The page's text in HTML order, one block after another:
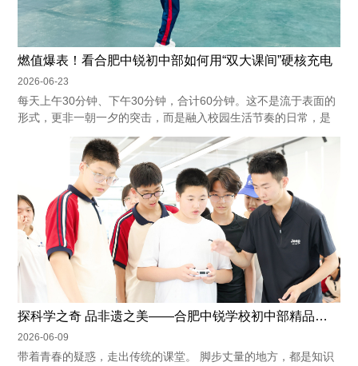
燃值爆表！看合肥中锐初中部如何用“双大课间”硬核充电
2026-06-23
每天上午30分钟、下午30分钟，合计60分钟。这不是流于表面的
形式，更非一朝一夕的突击，而是融入校园生活节奏的日常，是
最自然的节律。 ...
探科学之奇 品非遗之美——合肥中锐学校初中部精品班开展科学探究实践活动
2026-06-09
带着青春的疑惑，走出传统的课堂。 脚步丈量的地方，都是知识